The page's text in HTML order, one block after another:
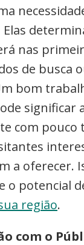
nas
de busca
bom
significar
com pouco
a oferecer.
o potencial
região.
com o